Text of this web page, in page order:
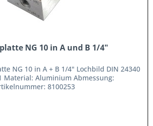
NG 10 in A und B 1/4"
NG 10 in A + B 1/4" Lochbild DIN 24340
Material: Aluminium Abmessung:
8100253